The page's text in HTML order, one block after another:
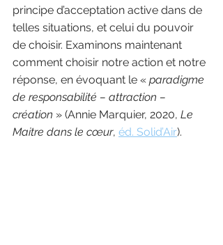
principe d’acceptation active dans de
telles situations, et celui du pouvoir
de choisir. Examinons maintenant
comment choisir notre action et notre
réponse, en évoquant le « paradigme
de responsabilité – attraction –
création » (Annie Marquier, 2020, Le
Maitre dans le cœur, éd. Solid’Air).